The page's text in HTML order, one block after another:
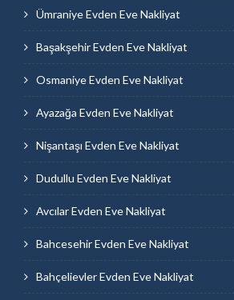
Ümraniye Evden Eve Nakliyat
Başakşehir Evden Eve Nakliyat
Osmaniye Evden Eve Nakliyat
Ayazağa Evden Eve Nakliyat
Nişantaşı Evden Eve Nakliyat
Dudullu Evden Eve Nakliyat
Avcılar Evden Eve Nakliyat
Bahcesehir Evden Eve Nakliyat
Bahçelievler Evden Eve Nakliyat